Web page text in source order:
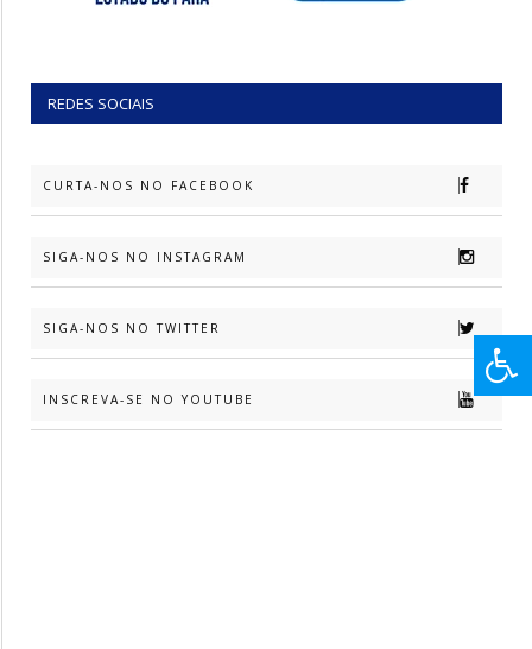
REDES SOCIAIS
CURTA-NOS NO FACEBOOK
SIGA-NOS NO INSTAGRAM
SIGA-NOS NO TWITTER
INSCREVA-SE NO YOUTUBE